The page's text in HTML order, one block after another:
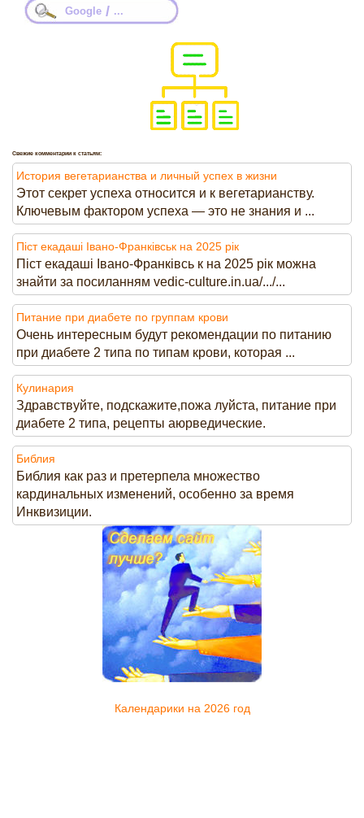
Google / ...
Свежие комментарии к статьям:
История вегетарианства и личный успех в жизни
Этот секрет успеха относится и к вегетарианству.
Ключевым фактором успеха — это не знания и ...
Піст екадаші Івано-Франківськ на 2025 рік
Піст екадаші Івано-Франківсь к на 2025 рік можна
знайти за посиланням vedic-culture.in.ua/.../...
Питание при диабете по группам крови
Очень интересным будут рекомендации по питанию
при диабете 2 типа по типам крови, которая ...
Кулинария
Здравствуйте, подскажите,пожа луйста, питание при
диабете 2 типа, рецепты аюрведические.
Библия
Библия как раз и претерпела множество
кардинальных изменений, особенно за время
Инквизиции.
Календарики на 2026 год